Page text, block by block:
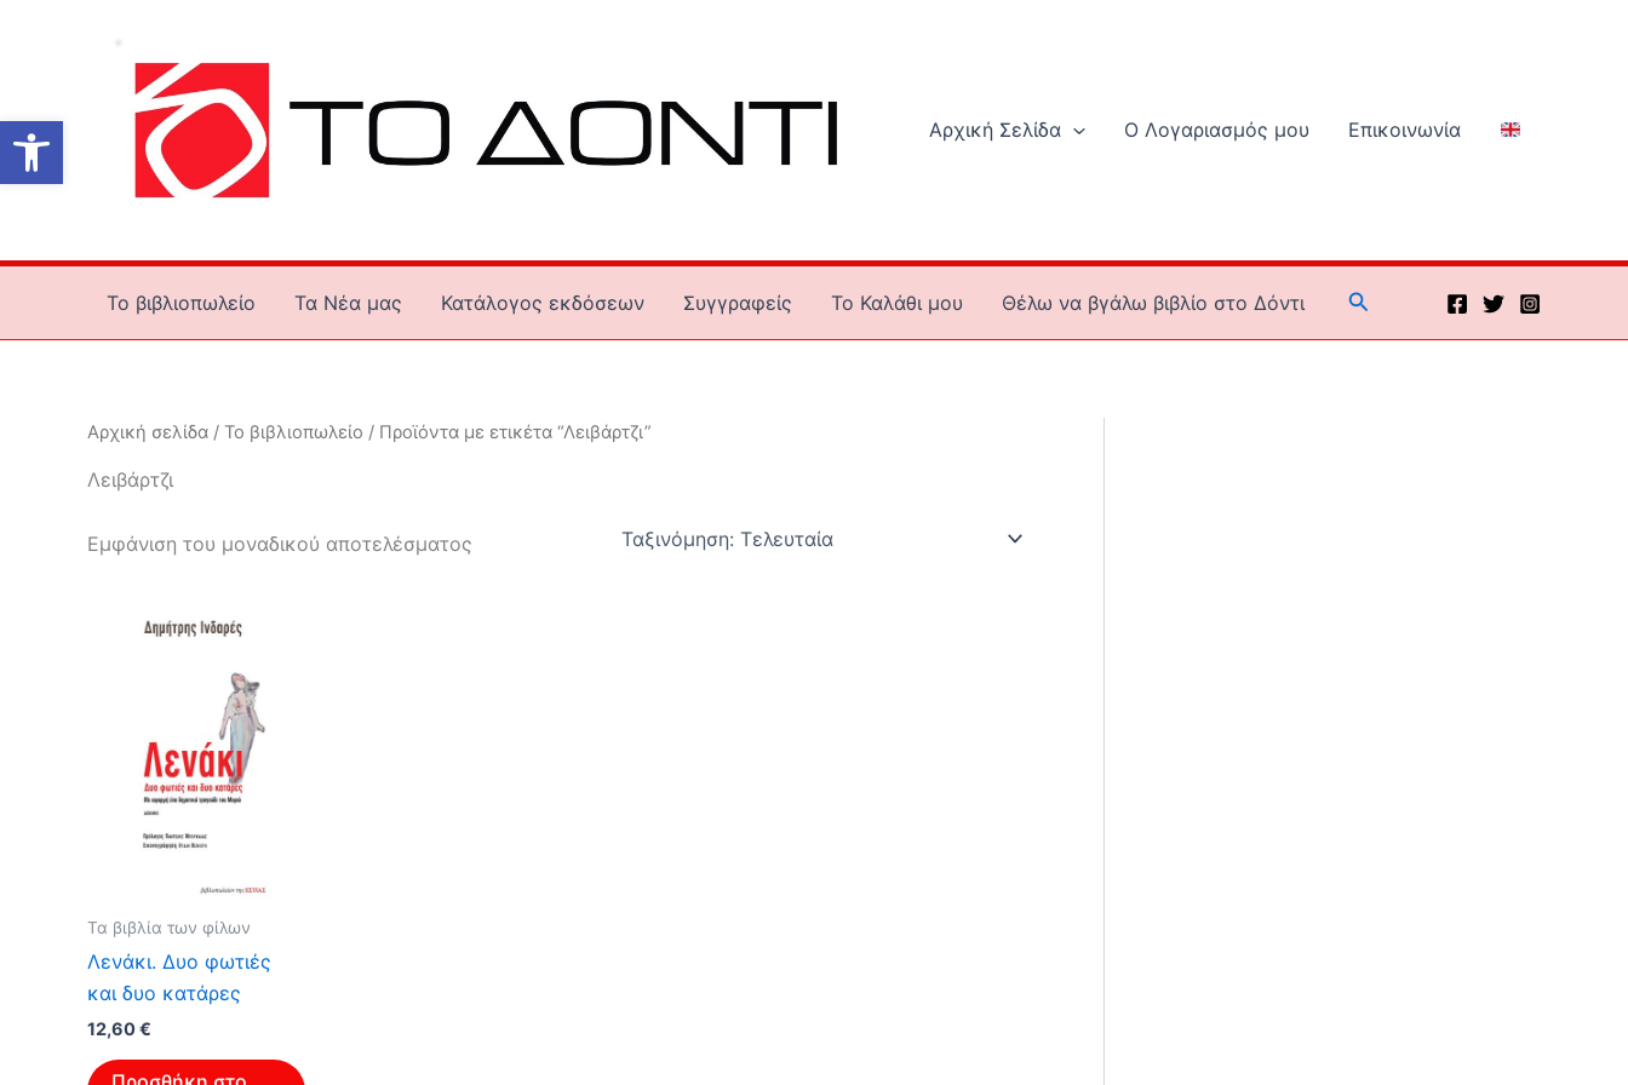
Ανοίξτε τη γραμμή εργαλείων Αρχική Σελίδα Ο Λογαριασμός μου Επικοινωνία
Το βιβλιοπωλείο Τα Νέα μας Κατάλογος εκδόσεων Συγγραφείς To Καλάθι μου Θέλω να βγάλω βιβλίο στο Δόντι Αναζήτηση
Αρχική σελίδα / Το βιβλιοπωλείο / Προϊόντα με ετικέτα “Λειβάρτζι”
Λειβάρτζι
Εμφάνιση του μοναδικού αποτελέσματος
Τα βιβλία των φίλων
Λενάκι. Δυο φωτιές
και δυο κατάρες
12,60€